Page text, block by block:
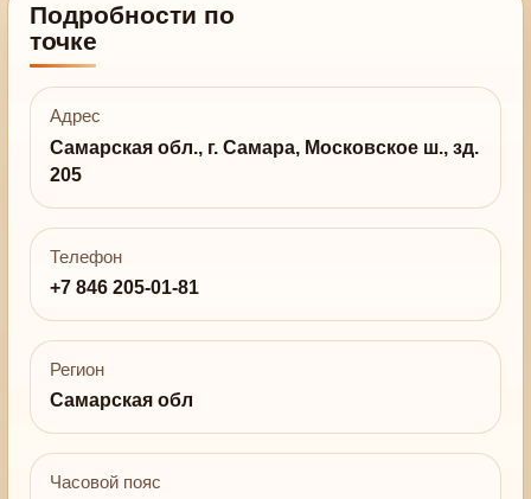
Подробности по
точке
Адрес
Самарская обл., г. Самара, Московское ш., зд.
205
Телефон
+7 846 205-01-81
Регион
Самарская обл
Часовой пояс